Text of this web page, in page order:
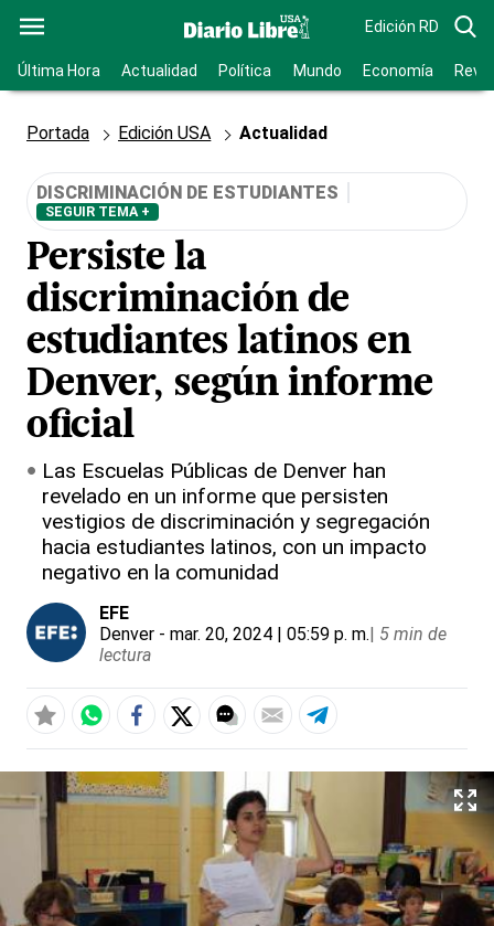
Edición RD
Última Hora Actualidad Política Mundo Economía
Portada Edición USA Actualidad
DISCRIMINACIÓN DE ESTUDIANTES
SEGUIR TEMA +
Persiste la
discriminación de
estudiantes latinos en
Denver, según informe
oficial
Las Escuelas Públicas de Denver han
revelado en un informe que persisten
vestigios de discriminación y segregación
hacia estudiantes latinos, con un impacto
negativo en la comunidad
EFE
Denver - mar. 20, 2024 | 05:59 p. m.| 5 min de
lectura